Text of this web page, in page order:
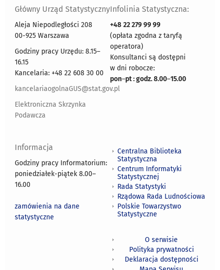
Główny Urząd Statystyczny
Aleja Niepodległości 208
00-925 Warszawa
Godziny pracy Urzędu: 8.15–
16.15
Kancelaria: +48 22 608 30 00
kancelariaogolnaGUS@stat.gov.pl
Elektroniczna Skrzynka
Podawcza
Infolinia Statystyczna:
+48 22 279 99 99
(opłata zgodna z taryfą
operatora)
Konsultanci są dostępni
w dni robocze:
pon–pt : godz. 8.00–15.00
Informacja
Godziny pracy Informatorium:
poniedziałek-piątek 8.00–
16.00
zamówienia na dane
statystyczne
Centralna Biblioteka
Statystyczna
Centrum Informatyki
Statystycznej
Rada Statystyki
Rządowa Rada Ludnościowa
Polskie Towarzystwo
Statystyczne
O serwisie
Polityka prywatności
Deklaracja dostępności